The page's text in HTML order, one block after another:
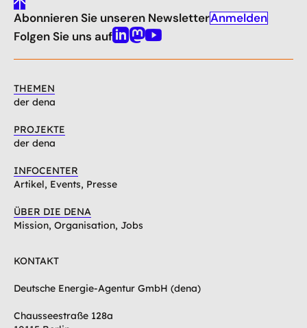
gehe
nach
oben
Abonnieren Sie unseren NewsletterAnmelden
Folgen Sie uns aufLinkedin
Mastodon
Youtube
THEMEN
der dena
PROJEKTE
der dena
INFOCENTER
Artikel, Events, Presse
ÜBER DIE DENA
Mission, Organisation, Jobs
KONTAKT
Deutsche Energie-Agentur GmbH (dena)
Chausseestraße 128a